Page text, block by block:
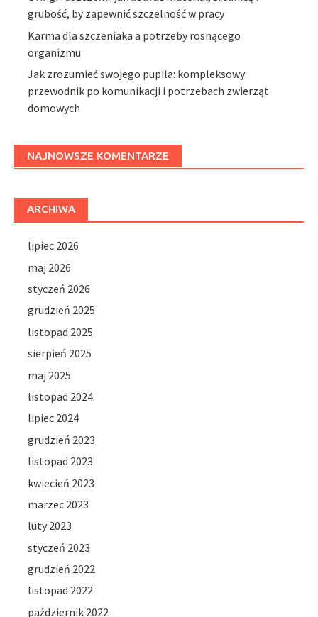
grubość, by zapewnić szczelność w pracy
Karma dla szczeniaka a potrzeby rosnącego
organizmu
Jak zrozumieć swojego pupila: kompleksowy
przewodnik po komunikacji i potrzebach zwierząt
domowych
NAJNOWSZE KOMENTARZE
ARCHIWA
lipiec 2026
maj 2026
styczeń 2026
grudzień 2025
listopad 2025
sierpień 2025
maj 2025
listopad 2024
lipiec 2024
grudzień 2023
listopad 2023
kwiecień 2023
marzec 2023
luty 2023
styczeń 2023
grudzień 2022
listopad 2022
październik 2022